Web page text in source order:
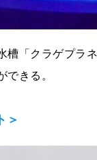
槽「クラゲプラ
できる。
＞